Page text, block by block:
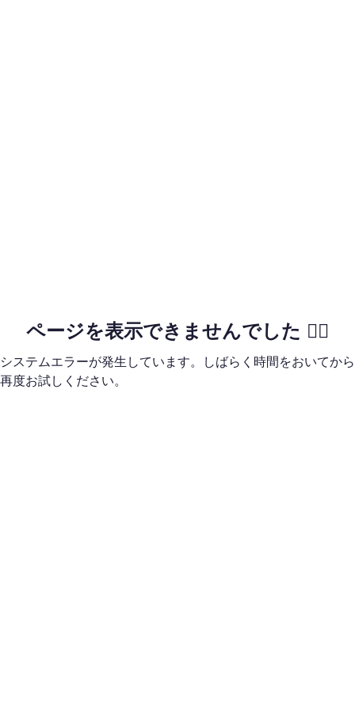
ページを表示できませんでした 🙇‍♂️
システムエラーが発生しています。しばらく時間をおいてから
再度お試しください。